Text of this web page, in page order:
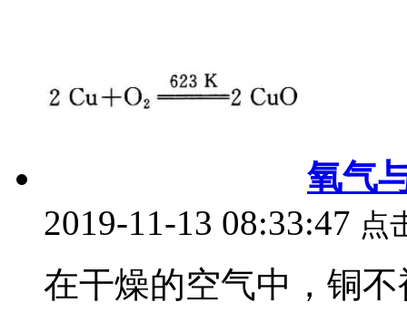
氧气
2019-11-13 08:33:47 点
在干燥的空气中，铜